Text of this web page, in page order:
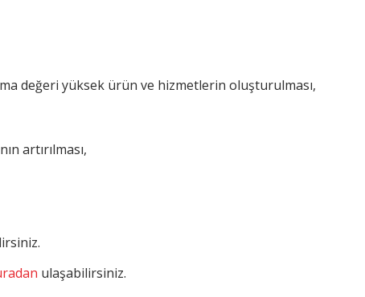
değeri yüksek ürün ve hizmetlerin oluşturulması,
artırılması,
ulaşabilirsiniz.